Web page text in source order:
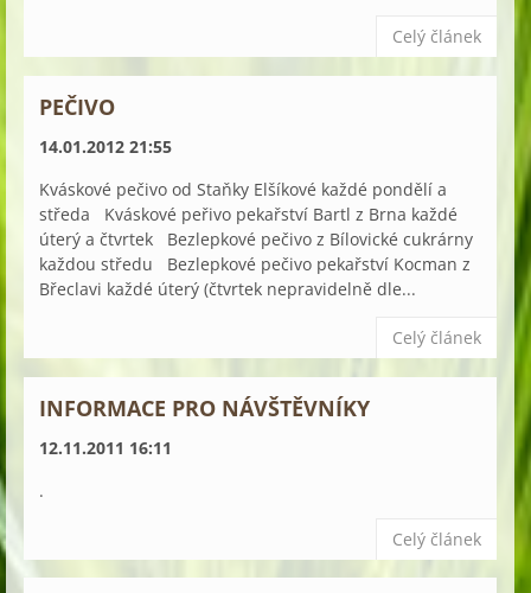
Celý článek
PEČIVO
14.01.2012 21:55
Kváskové pečivo od Staňky Elšíkové každé pondělí a
středa Kváskové peřivo pekařství Bartl z Brna každé
úterý a čtvrtek Bezlepkové pečivo z Bílovické cukrárny
každou středu Bezlepkové pečivo pekařství Kocman z
Břeclavi každé úterý (čtvrtek nepravidelně dle...
Celý článek
INFORMACE PRO NÁVŠTĚVNÍKY
12.11.2011 16:11
.
Celý článek